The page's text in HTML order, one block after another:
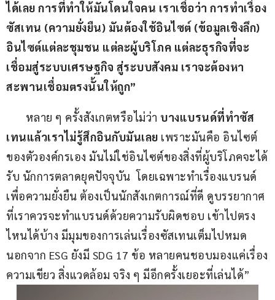
ได้เลย การที่ทำให้มันโดนใจคน เราเชื่อว่า การทำเรื่อง
ซัสเทน (ความยั่งยืน) มันต้องใช้อินไซต์ (ข้อมูลเชิงลึก)
อินไซต์แต่ละชุมชน แต่ละผู้บริโภค แต่ละธุรกิจที่จะ
เชื่อมสู่ระบบเศรษฐกิจ สู่ระบบสังคม เราจะต้องหา
สะพานเชื่อมตรงนั้นให้ถูก”
หลาย ๆ ครั้งสังเกตหรือไม่ว่า บางแบรนด์ที่ทำซัส
เทนแล้วเราไม่รู้สึกอินกับมันเลย เพราะมันคือ อินไซต์
ของตัวองค์กรเอง มันไม่ใช่อินไซต์ของสิ่งที่ผู้บริโภคจะได้
รับ นักการตลาดยุคปัจจุบัน  โดยเฉพาะทำเรื่องแบรนด์
เพื่อความยั่งยืน ต้องเป็นนักสังเกตการณ์ที่ดี ดูบรรยากาศ
ที่เราควรจะทำแบรนด์ด้วยความรับผิดชอบ เข้าไปตรง
ไหนได้บ้าง มีมุมของการเล่นเรื่องซัสเทนเต็มไปหมด
นอกจาก ESG ยังมี SDG 17 ข้อ หลายคนชอบมองแค่เรื่อง
ความเขียว สิ่งแวดล้อม จริง ๆ มีอีกครั้งเยอะที่เล่นได้”